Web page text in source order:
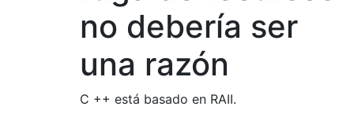
no debería ser
una razón
C ++ está basado en RAII.